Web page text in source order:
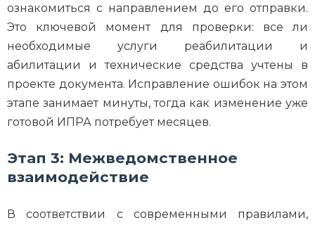
ознакомиться с направлением до его отправки.
Это ключевой момент для проверки: все ли
необходимые услуги реабилитации и
абилитации и технические средства учтены в
проекте документа. Исправление ошибок на этом
этапе занимает минуты, тогда как изменение уже
готовой ИПРА потребует месяцев.
Этап 3: Межведомственное
взаимодействие
В соответствии с современными правилами,